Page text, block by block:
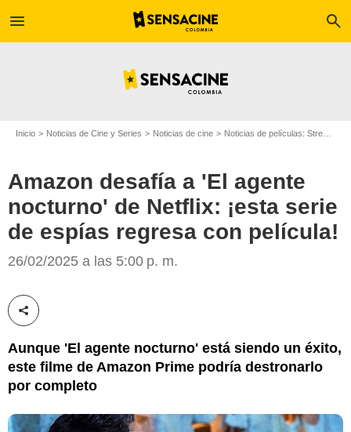
menu search
Inicio Noticias de Cine y Series Noticias de cine Noticias de películas: Streaming
Amazon desafía a 'El agente
nocturno' de Netflix: ¡esta serie
de espías regresa con película!
26/02/2025 a las 5:00 p. m.
Compartir esta noticia
Aunque 'El agente nocturno' está siendo un éxito,
este filme de Amazon Prime podría destronarlo
por completo
Prime Video